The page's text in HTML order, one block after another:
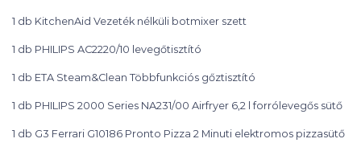
1 db KitchenAid Vezeték nélküli botmixer szett
1 db PHILIPS AC2220/10 levegőtisztító
1 db ETA Steam&Clean Többfunkciós gőztisztító
1 db PHILIPS 2000 Series NA231/00 Airfryer 6,2 l forrólevegős sütő
1 db G3 Ferrari G10186 Pronto Pizza 2 Minuti elektromos pizzasütő